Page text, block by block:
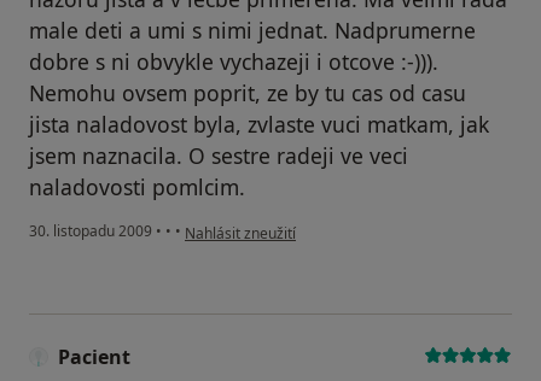
male deti a umi s nimi jednat. Nadprumerne
dobre s ni obvykle vychazeji i otcove :-))).
Nemohu ovsem poprit, ze by tu cas od casu
jista naladovost byla, zvlaste vuci matkam, jak
jsem naznacila. O sestre radeji ve veci
naladovosti pomlcim.
30. listopadu 2009 • • • podle názoru uživatele Váš účet byl odstraněn
Nahlásit zneužití
Pacient